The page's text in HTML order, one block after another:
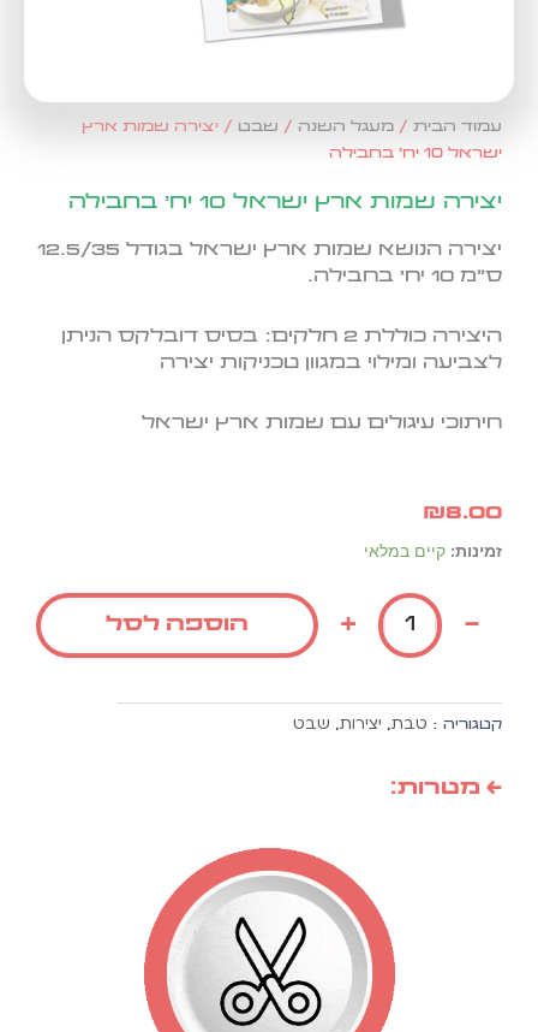
עמוד הבית/מעגל השנה/ שבט/ יצירה שמות ארץ
ישראל 10 יח' בחבילה
יצירה שמות ארץ ישראל 10 יח' בחבילה
יצירה הנושא שמות ארץ ישראל בגודל 12.5/35
ס"מ 10 יח' בחבילה.
היצירה כוללת 2 חלקים: בסיס דובלקס הניתן
לצביעה ומילוי במגוון טכניקות יצירה
חיתוכי עיגולים עם שמות ארץ ישראל
₪8.00
זמינות: קיים במלאי
כמות
יצירה
שמות
ארץ
10
יח'
הוספה לסל
קטגוריה : טבת,יצירות,שבט
← מטרות: